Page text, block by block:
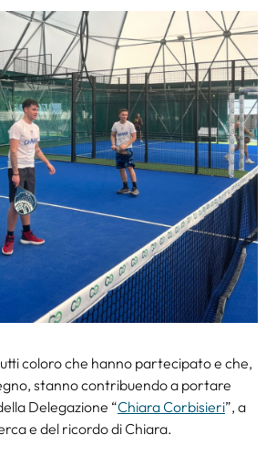
coloro che hanno partecipato e che,
stanno contribuendo a portare
Delegazione “Chiara Corbisieri”, a
e del ricordo di Chiara.